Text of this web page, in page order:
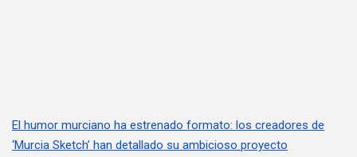
El humor murciano ha estrenado formato: los creadores de
‘Murcia Sketch’ han detallado su ambicioso proyecto